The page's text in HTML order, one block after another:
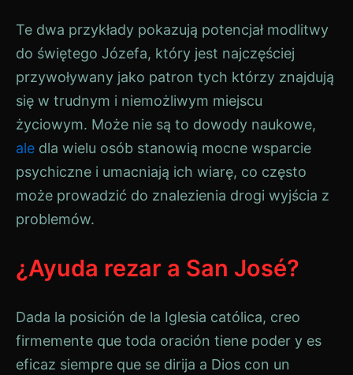
Te dwa przykłady pokazują potencjał modlitwy
do świętego Józefa, który jest najczęściej
przywoływany jako patron tych którzy znajdują
się w trudnym i niemożliwym miejscu
życiowym. Może nie są to dowody naukowe,
ale dla wielu osób stanowią mocne wsparcie
psychiczne i umacniają ich wiarę, co często
może prowadzić do znalezienia drogi wyjścia z
problemów.
¿Ayuda rezar a San José?
Dada la posición de la Iglesia católica, creo
firmemente que toda oración tiene poder y es
eficaz siempre que se dirija a Dios con un